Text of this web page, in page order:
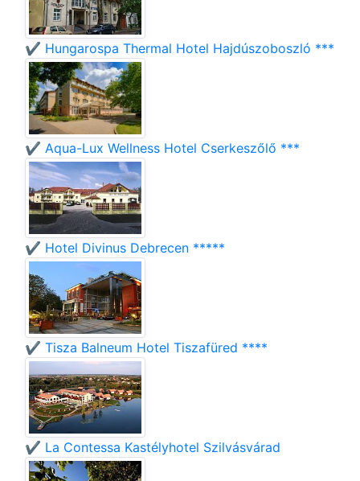
✔️ Hungarospa Thermal Hotel Hajdúszoboszló ***
✔️ Aqua-Lux Wellness Hotel Cserkeszőlő ***
✔️ Hotel Divinus Debrecen *****
✔️ Tisza Balneum Hotel Tiszafüred ****
✔️ La Contessa Kastélyhotel Szilvásvárad